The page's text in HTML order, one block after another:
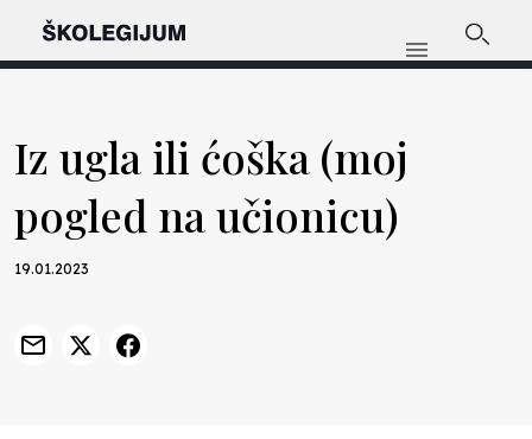
Iz ugla ili ćoška (moj
pogled na učionicu)
19.01.2023